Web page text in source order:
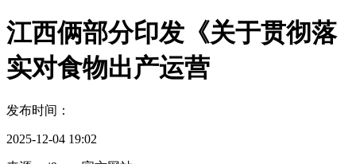
江西俩部分印发《关于贯彻落
实对食物出产运营
发布时间：
2025-12-04 19:02